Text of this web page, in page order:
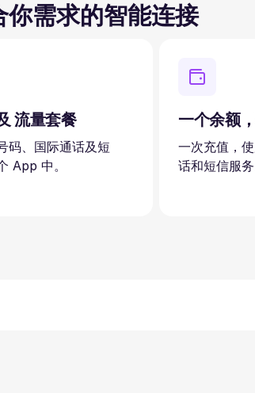
你需求的智能连接
流量套餐
码、国际通话及短
App 中。
一个余额
一次充值，
话和短信服